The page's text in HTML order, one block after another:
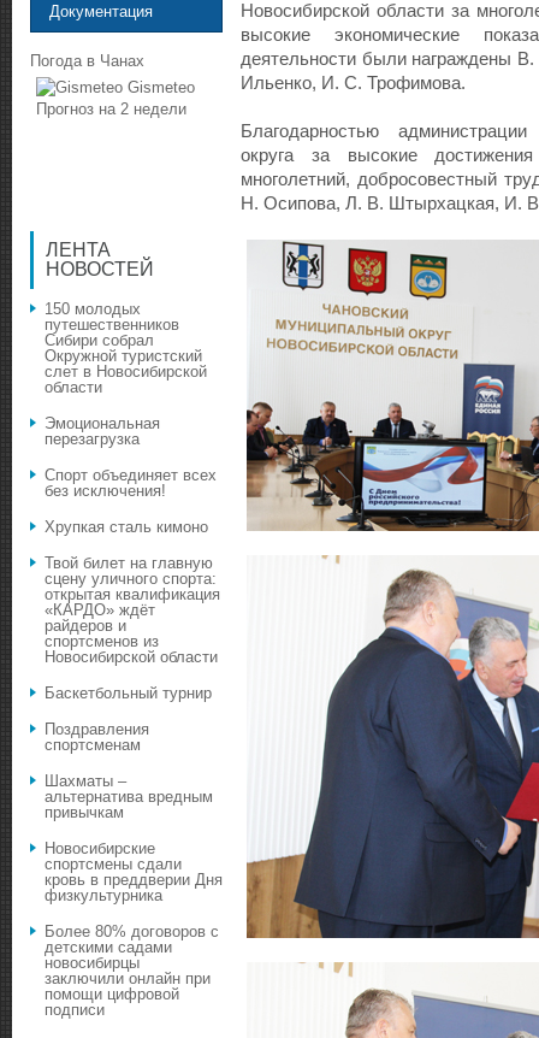
Новосибирской области за
высокие экономические
деятельности были награждены
Ильенко, И. С. Трофимова.
Благодарностью
округа за высокие
многолетний, добросовестный
Н. Осипова, Л. В. Штырхацкая, И.
Документация
Погода в Чанах
Gismeteo
Прогноз на 2 недели
ЛЕНТА
НОВОСТЕЙ
150 молодых
путешественников
Сибири собрал
Окружной туристский
слет в Новосибирской
области
Эмоциональная
перезагрузка
Спорт объединяет всех
без исключения!
Хрупкая сталь кимоно
Твой билет на главную
сцену уличного спорта:
открытая квалификация
«КАРДО» ждёт
райдеров и
спортсменов из
Новосибирской области
Баскетбольный турнир
Поздравления
спортсменам
Шахматы –
альтернатива вредным
привычкам
Новосибирские
спортсмены сдали
кровь в преддверии Дня
физкультурника
Более 80% договоров с
детскими садами
новосибирцы
заключили онлайн при
помощи цифровой
подписи